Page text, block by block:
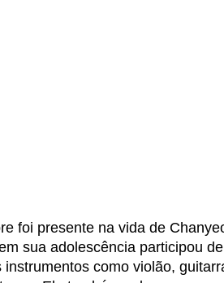
foi presente na vida de
sua adolescência participou
instrumentos como violão,